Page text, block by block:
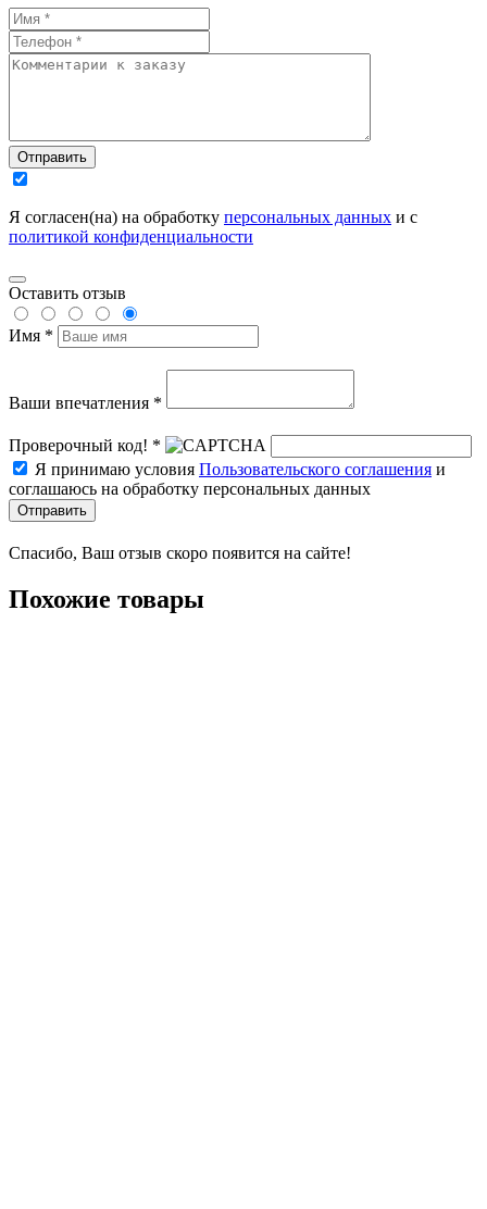
Отправить
Я согласен(на) на обработку персональных данных и с
политикой конфиденциальности
Оставить отзыв
Имя *
Ваши впечатления *
Проверочный код! *
Я принимаю условия Пользовательского соглашения и
соглашаюсь на обработку персональных данных
Отправить
Спасибо, Ваш отзыв скоро появится на сайте!
Похожие товары